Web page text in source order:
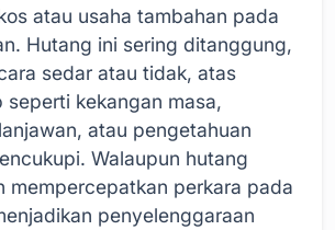
atau usaha tambahan pada
Hutang ini sering ditanggung,
sedar atau tidak, atas
kekangan masa,
atau pengetahuan
Walaupun hutang
mempercepatkan perkara pada
penyelenggaraan